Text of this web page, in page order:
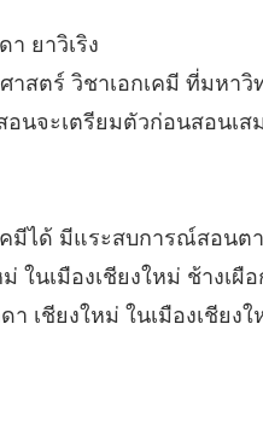
ยาวิเริง
สตร์ วิชาเอกเคมี ที่มหาวิ
นจะเตรียมตัวก่อนสอนเ
มีได้ มีแระสบการณ์สอนต
ในเมืองเชียงใหม่ ช้างเผือ
เชียงใหม่ ในเมืองเชียงใ